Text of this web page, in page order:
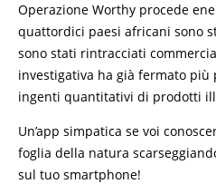
Operazione Worthy procede
quattordici paesi africani sono
sono stati rintracciati
investigativa ha già fermato più
ingenti quantitativi di prodotti
Un’app simpatica se voi
foglia della natura
sul tuo smartphone!